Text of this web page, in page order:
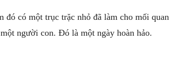
đó có một trục trặc nhỏ đã làm cho mối
người con. Đó là một ngày hoàn hảo.